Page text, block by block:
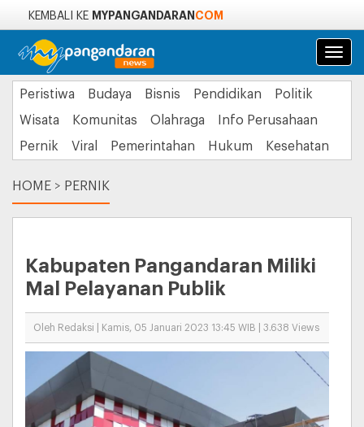
KEMBALI KE MYPANGANDARAN COM
Peristiwa Budaya Bisnis Pendidikan
Politik
Wisata
Komunitas Olahraga
Info Perusahaan
Pernik
Viral Pemerintahan Hukum Kesehatan
HOME > PERNIK
Kabupaten Pangandaran Miliki
Mal Pelayanan Publik
Oleh Redaksi | Kamis, 05 Januari 2023 13:45 WIB | 3.638 Views